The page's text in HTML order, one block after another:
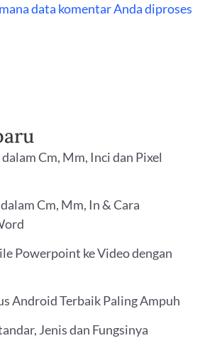
data komentar Anda diproses
Cm, Mm, Inci dan Pixel
Cm, Mm, In & Cara
Powerpoint ke Video dengan
Android Terbaik Paling Ampuh
Jenis dan Fungsinya